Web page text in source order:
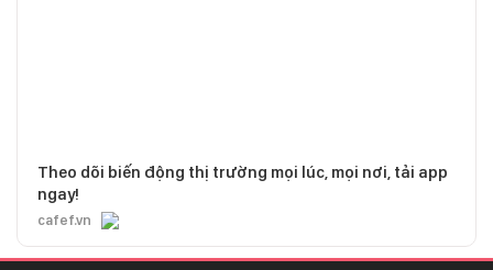
Theo dõi biến động thị trường mọi lúc, mọi nơi, tải app
ngay!
cafef.vn